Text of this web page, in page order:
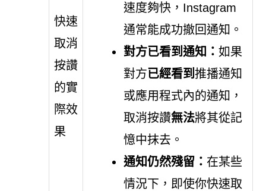
快速
取消
按讚
的實
際效
果
速度夠快，Instagram
通常能成功撤回通知。
對方已看到通知： 如果
對方已經看到推播通知
或應用程式內的通知，
取消按讚無法將其從記
憶中抹去。
通知仍然殘留： 在某些
情況下，即使你快速取